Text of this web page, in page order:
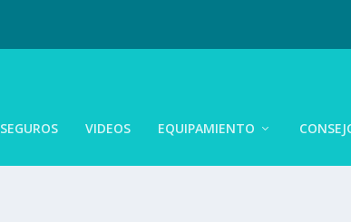
SEGUROS VIDEOS EQUIPAMIENTO